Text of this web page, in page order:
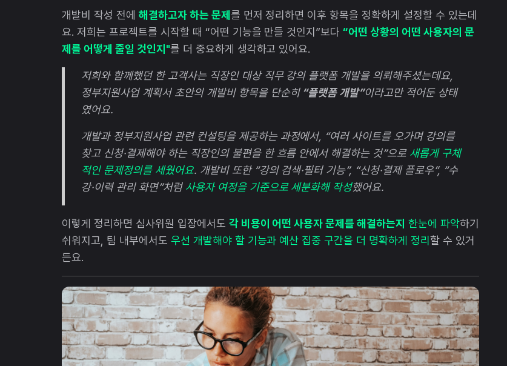
개발비 작성 전에 해결하고자 하는 문제 를 먼저 정리하면 이후 항목을 정확하게 설정할 수 있는데
요. 저희는 프로젝트를 시작할 때 “어떤 기능을 만들 것인지”보다“어떤 상황의 어떤 사용자의 문
제를 어떻게 줄일 것인지"를 더 중요하게 생각하고 있어요.
저희와 함께했던 한 고객사는 직장인 대상 직무 강의 플랫폼 개발을 의뢰해주셨는데요,
정부지원사업 계획서 초안의 개발비 항목을 단순히 “플랫폼 개발”이라고만 적어둔 상태
였어요.
개발과 정부지원사업 관련 컨설팅을 제공하는 과정에서, “여러 사이트를 오가며 강의를
찾고 신청·결제해야 하는 직장인의 불편을 한 흐름 안에서 해결하는 것”으로 새롭게 구체
적인 문제정의를 세웠어요. 개발비 또한 “강의 검색·필터 기능”, “신청·결제 플로우”, “수
강·이력 관리 화면”처럼 사용자 여정을 기준으로 세분화해 작성했어요.
이렇게 정리하면 심사위원 입장에서도 각 비용이 어떤 사용자 문제를 해결하는지 한눈에 파악하기
쉬워지고, 팀 내부에서도 우선 개발해야 할 기능과 예산 집중 구간을 더 명확하게 정리할 수 있거
든요.